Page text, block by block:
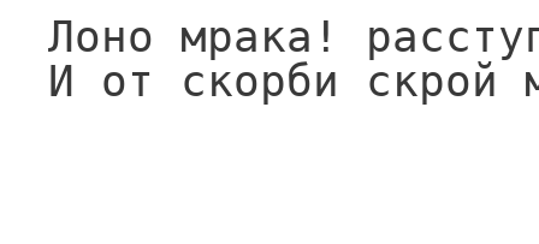
Лоно мрака!
И от скорби скрой